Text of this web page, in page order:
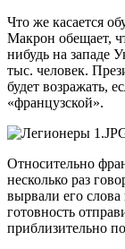
Что же касается
Макрон обещает,
нибудь на западе
тыс. человек.
будет возражать,
«французской».
Относительно
несколько раз
вырвали его
готовность
приблизительно